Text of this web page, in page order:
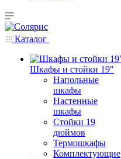
Каталог
Шкафы и стойки 19"
Напольные
шкафы
Настенные
шкафы
Стойки 19
дюймов
Термошкафы
Комплектующие